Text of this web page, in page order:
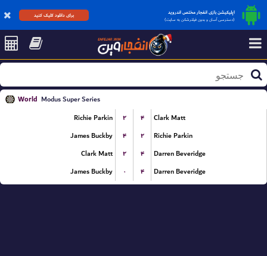
اپلیکیشن بازی انفجار مختص اندروید
(دسترسی آسان و بدون فیلترشکن به سایت)
برای دانلود کلیک کنید
World Modus Super Series
Richie Parkin
۲ ۴
Clark Matt
James Buckby
۴ ۲
Richie Parkin
Clark Matt
۲ ۴
Darren Beveridge
James Buckby
۰ ۴ Darren Beveridge